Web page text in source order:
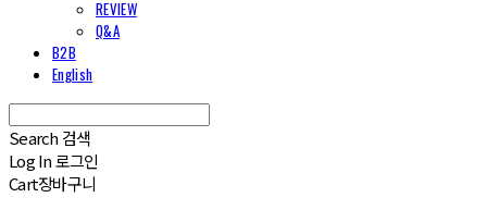
REVIEW
Q&A
B2B
English
Search 검색
Log In로그인
Cart장바구니